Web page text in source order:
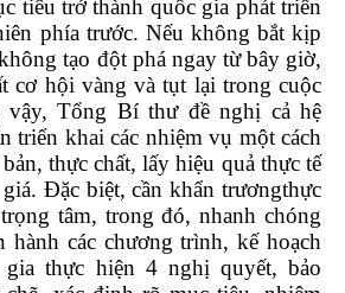
tiêu trở thành quốc gia phát triển
phía trước. Nếu không bắt kịp
tạo đột phá ngay từ bây giờ,
cơ hội vàng và tụt lại trong cuộc
vậy, Tổng Bí thư đề nghị cả hệ
triển khai các nhiệm vụ một cách
thực chất, lấy hiệu quả thực tế
Đặc biệt, cần khẩn trươngthực
tâm, trong đó, nhanh chóng
hành các chương trình, kế hoạch
gia thực hiện 4 nghị quyết, bảo